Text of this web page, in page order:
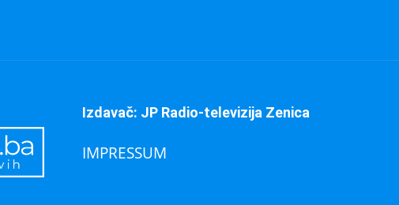
Izdavač: JP Radio-televizija Zenica
IMPRESSUM